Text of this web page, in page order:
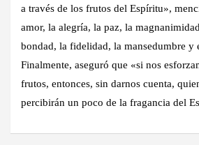
a través de los frutos del Espíritu»,
amor, la alegría, la paz, la
bondad, la fidelidad, la mansedumbre y
Finalmente, aseguró que «si nos
frutos, entonces, sin darnos cuenta,
percibirán un poco de la fragancia del